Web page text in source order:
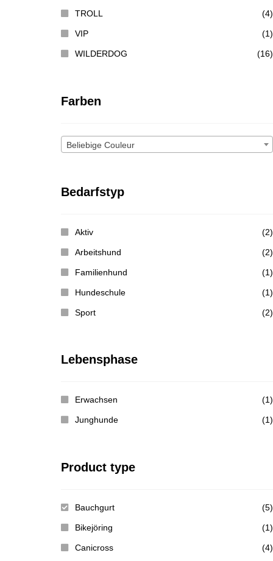
TROLL (4)
VIP (1)
WILDERDOG (16)
Farben
Beliebige Couleur
Bedarfstyp
Aktiv (2)
Arbeitshund (2)
Familienhund (1)
Hundeschule (1)
Sport (2)
Lebensphase
Erwachsen (1)
Junghunde (1)
Product type
Bauchgurt (5)
Bikejöring (1)
Canicross (4)